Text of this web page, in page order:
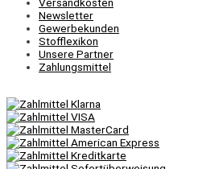
Newsletter
Gewerbekunden
Stofflexikon
Unsere Partner
Zahlungsmittel